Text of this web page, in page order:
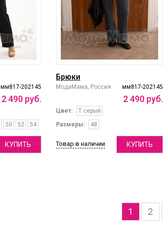
мм817-202145
2490 руб.
50 52 54
КУПИТЬ
Брюки
мм817-202145
МодаМама, Россия
2490 руб.
Цвет:
Т.серый
Размеры:
48
Товар в наличии КУПИТЬ
1 2